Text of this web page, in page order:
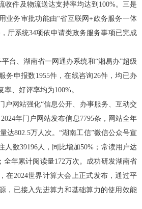
收件及物流送达支持率均达到 100%。三是
业务审批功能由“省互联网+政务服务一体
厅系统34项依申请类政务服务事项已完成
台、湖南省一网通办系统和“湘易办”超级
务申报数 1955件，在线咨询26件，均已办
率、好评率均为100%。
户网站强化“信息公开、办事服务、互动交
2024年门户网站发布信息7795条 ，网站全年
达802.5万人次。“湖南工信”微信公众号宣
人数39196人，同比增加50% ；常读用户达
全年累计阅读量172万次。成功研发湖南省
在2024世界计算大会上正式发布，通过平
，已接入先进算力和基础算力的使用效能